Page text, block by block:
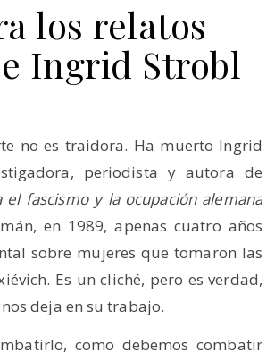
los relatos
Ingrid Strobl
no es traidora. Ha muerto Ingrid
periodista y autora de
fascismo y la ocupación alemana
en 1989, apenas cuatro años
sobre mujeres que tomaron las
Es un cliché, pero es verdad,
deja en su trabajo.
como debemos combatir